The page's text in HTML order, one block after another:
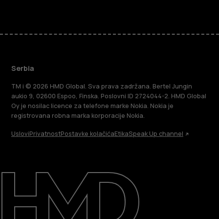
O kompaniji
Podrška
Serbia
TM i © 2026 HMD Global. Sva prava zadržana. Bertel Jungin
aukio 9, 02600 Espoo, Finska. Poslovni ID 2724044-2. HMD Global
Oy je nosilac licence za telefone marke Nokia. Nokia je
registrovana robna marka korporacije Nokia.
UsloviPrivatnostPostavke kolačićaEtikaSpeak Up channel